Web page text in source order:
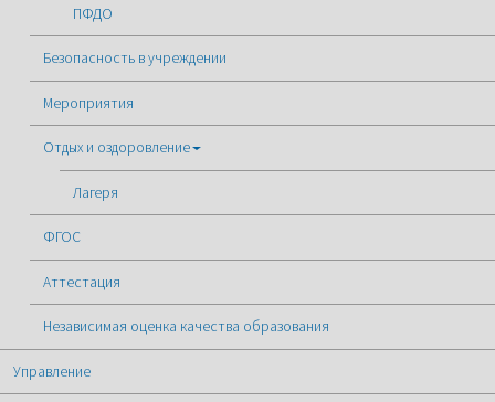
ПФДО
Безопасность в учреждении
Мероприятия
Отдых и оздоровление
Лагеря
ФГОС
Аттестация
Независимая оценка качества образования
Управление